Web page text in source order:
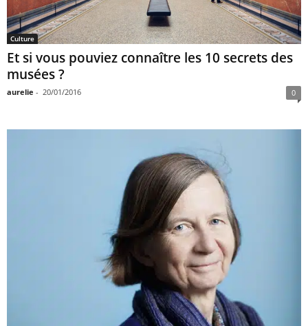
Culture
Et si vous pouviez connaître les 10 secrets des
musées ?
aurelie - 20/01/2016 0